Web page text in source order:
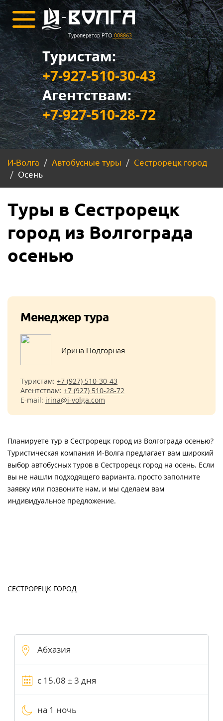
Туроператор РТО 008863
Туристам:
+7-927-510-30-43
Агентствам:
+7-927-510-28-72
И-Волга Автобусные туры
Сестрорецк город
Осень
Туры в Сестрорецк
город из Волгограда
осенью
Менеджер тура
Ирина Подгорная
Туристам: +7 (927) 510-30-43
Агентствам: +7 (927) 510-28-72
E-mail: irina@i-volga.com
Планируете тур в Сестрорецк город из Волгограда осенью?
Туристическая компания И-Волга предлагает вам широкий
выбор автобусных туров в Сестрорецк город на осень. Если
вы не нашли подходящего варианта, просто заполните
заявку или позвоните нам, и мы сделаем вам
индивидуальное предложение.
СЕСТРОРЕЦК ГОРОД
на 1 ночь